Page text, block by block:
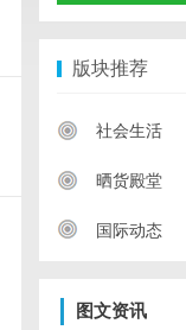
版块推荐
社会生活
晒货殿堂
国际动态
图文资讯